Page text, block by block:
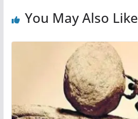
You May Also Like